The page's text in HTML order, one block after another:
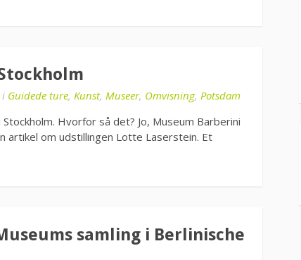
i Guidede ture, Kunst, Museer, Omvisning, Potsdam
Hvorfor så det? Jo, Museum Barberini
artikel om udstillingen Lotte Laserstein. Et
samling i Berlinische